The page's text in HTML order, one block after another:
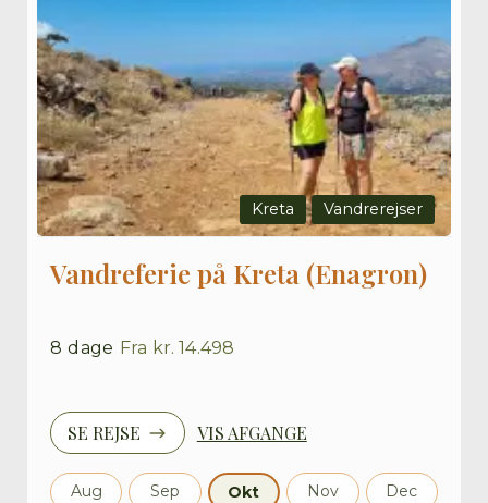
Kreta Vandrerejser
Vandreferie på Kreta (Enagron)
8 dage Fra kr. 14.498
SE REJSE VIS AFGANGE
Aug Sep Okt Nov Dec